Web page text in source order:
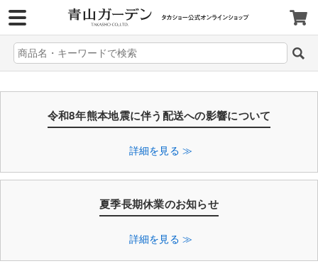
令和8年熊本地震に伴う配送への影響について
詳細を見る ≫
夏季長期休業のお知らせ
詳細を見る ≫